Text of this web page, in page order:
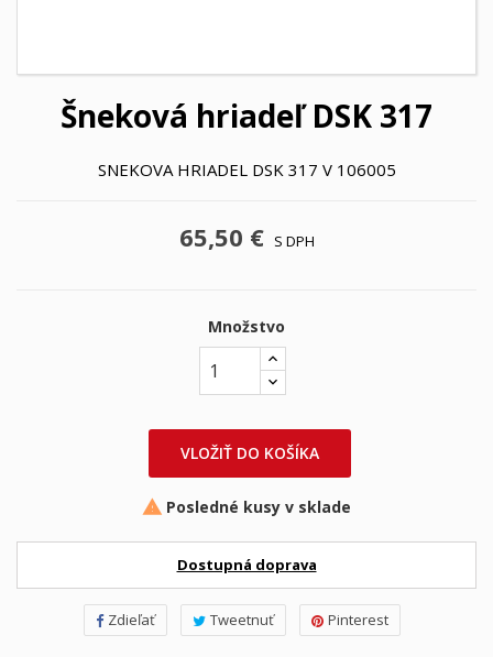
Šneková hriadeľ DSK 317
SNEKOVA HRIADEL DSK 317 V 106005
65,50 € S DPH
Množstvo
VLOŽIŤ DO KOŠÍKA
 Posledné kusy v sklade
Dostupná doprava
Zdieľať Tweetnuť Pinterest